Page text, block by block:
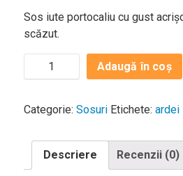
Evenimente
Concursuri
Digest
Sos iute portocaliu cu gust
scăzut.
Adaugă în coș
Categorie: Sosuri Etichete: ardei
Descriere Recenzii (0)